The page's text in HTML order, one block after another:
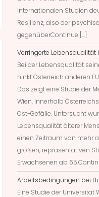
internationalen Studien
Resilienz, also der
gegenüberContinue […]
Verringerte Lebensqualität
Bei der Lebensqualität
hinkt Österreich anderen
Das zeigt eine Studie der
Wien. Innerhalb
Ost-Gefälle. Untersucht
Lebensqualität älterer
einen Zeitraum von mehr
großen, repräsentativen
Erwachsenen ab
Arbeitsbedingungen bei
Eine Studie der Universität